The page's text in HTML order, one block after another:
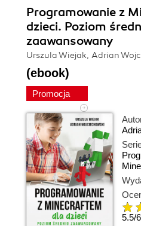
Programowanie z
dzieci. Poziom
zaawansowany
Urszula Wiejak, Adrian
(ebook)
Promocja
5.5/6